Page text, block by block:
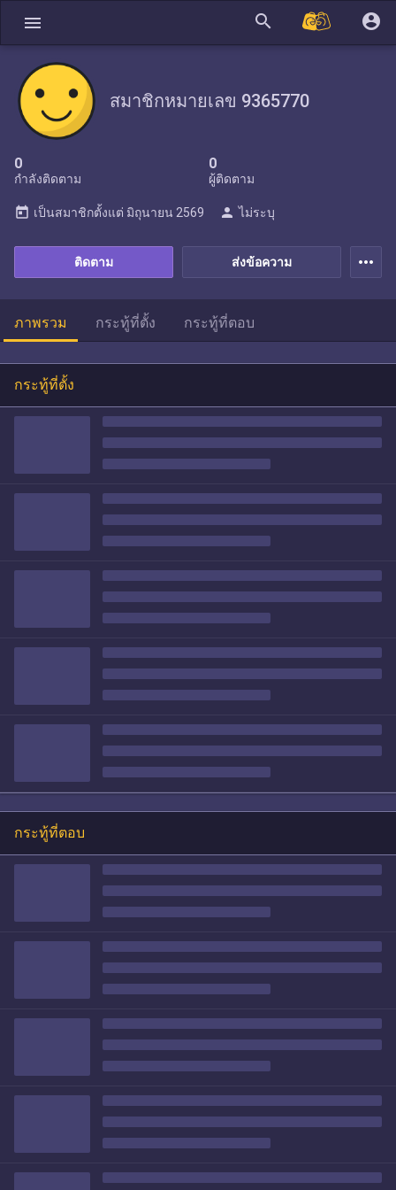
menu search account_circle
สมาชิกหมายเลข 9365770
0
กำลังติดตาม
0
ผู้ติดตาม
ส่งข้อความ
ติดตาม
today เป็นสมาชิกตั้งแต่ มิถุนายน 2569 person ไม่ระบุ
more_horiz
ภาพรวม กระทู้ที่ตั้ง กระทู้ที่ตอบ
กระทู้ที่ตั้ง
กระทู้ที่ตอบ